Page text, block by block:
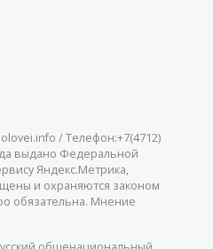
/ Телефон:+7(4712)
выдано Федеральной
Яндекс.Метрика,
и охраняются законом
обязательна. Мнение